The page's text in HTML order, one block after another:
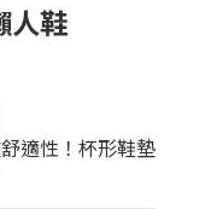
人鞋
適性！杯形鞋墊